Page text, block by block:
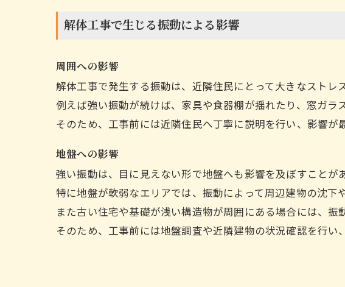
解体工事で生じる振動による影響
周囲への影響
解体工事で発生する振動は、近隣住民にとって大きなストレ
例えば強い振動が続けば、家具や食器棚が揺れたり、窓ガラ
そのため、工事前には近隣住民へ丁寧に説明を行い、影響が
地盤への影響
強い振動は、目に見えない形で地盤へも影響を及ぼすことが
特に地盤が軟弱なエリアでは、振動によって周辺建物の沈下
また古い住宅や基礎が浅い構造物が周囲にある場合には、
そのため、工事前には地盤調査や近隣建物の状況確認を行い